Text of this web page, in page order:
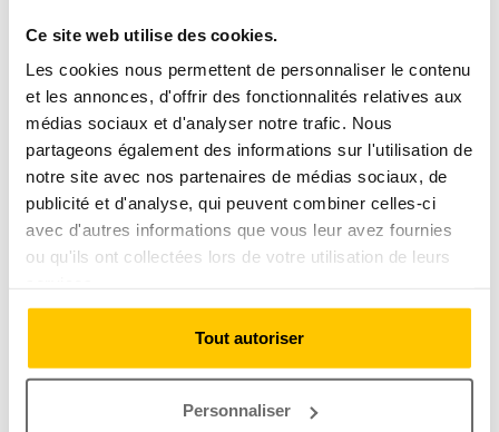
Ce site web utilise des cookies.
Les cookies nous permettent de personnaliser le contenu
et les annonces, d'offrir des fonctionnalités relatives aux
médias sociaux et d'analyser notre trafic. Nous
partageons également des informations sur l'utilisation de
notre site avec nos partenaires de médias sociaux, de
publicité et d'analyse, qui peuvent combiner celles-ci
avec d'autres informations que vous leur avez fournies
ou qu'ils ont collectées lors de votre utilisation de leurs
Tout autoriser
Personnaliser